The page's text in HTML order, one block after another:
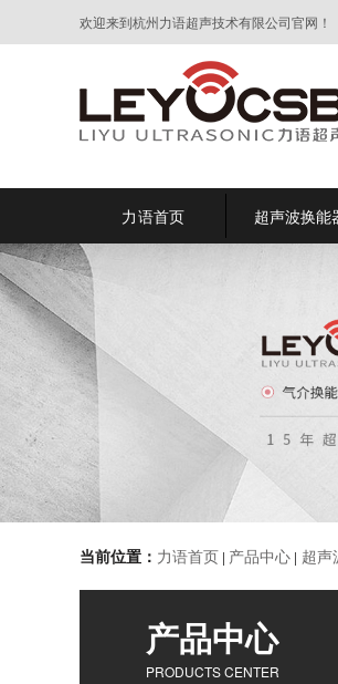
欢迎来到杭州力语超声技术有限公司官网！
力语首页 超声波换能
当前位置： 力语首页 | 产品中心 | 超声
产品中心
PRODUCTS CENTER